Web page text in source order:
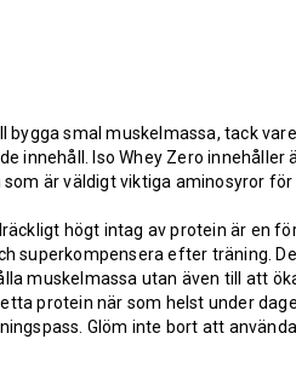
bygga smal muskelmassa, tack
innehåll. Iso Whey Zero innehåller
är väldigt viktiga aminosyror
högt intag av protein är en
superkompensera efter träning.
muskelmassa utan även till att
protein när som helst under
Glöm inte bort att